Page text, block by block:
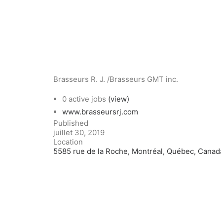
Brasseurs R. J. /Brasseurs GMT inc.
0 active jobs (view)
www.brasseursrj.com
Published
juillet 30, 2019
Location
5585 rue de la Roche, Montréal, Québec,